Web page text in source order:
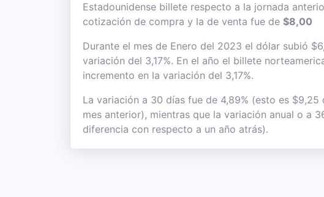
Estadounidense billete respecto a la jornada
cotización de compra y la de venta fue de $8,00
Durante el mes de Enero del 2023 el dólar subió
variación del 3,17%. En el año el billete
incremento en la variación del 3,17%.
La variación a 30 días fue de 4,89% (esto es
mes anterior), mientras que la variación anual o a
diferencia con respecto a un año atrás).